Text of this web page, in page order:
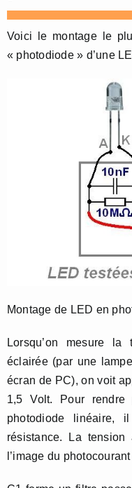
Voici le montage le
« photodiode » d’une
Montage de LED en
Lorsqu’on mesure
éclairée (par une
écran de PC), on voit
1,5 Volt. Pour
photodiode linéaire,
résistance. La
l’image du